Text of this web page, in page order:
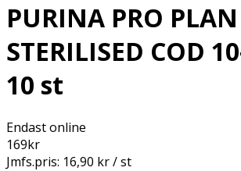
PURINA PRO
STERILISED COD
10 st
Endast online
169kr
Jmfs.pris: 16,90 kr / st